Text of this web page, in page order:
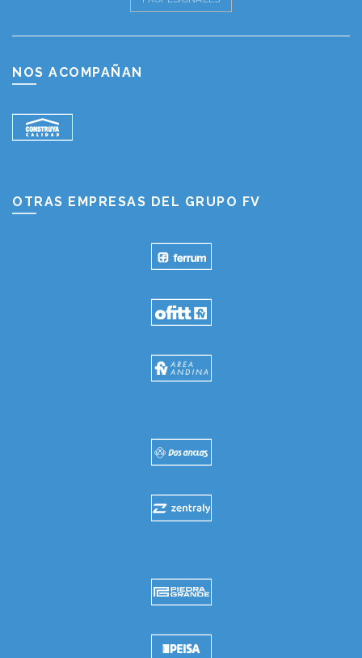
NOS ACOMPAÑAN
OTRAS EMPRESAS DEL GRUPO FV